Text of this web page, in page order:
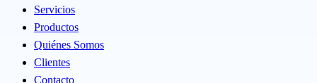
Servicios
Productos
Quiénes Somos
Clientes
Contacto